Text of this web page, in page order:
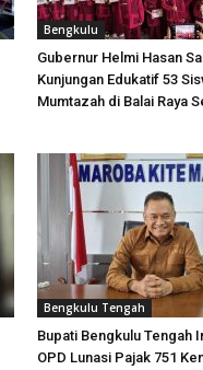
Bengkulu
Gubernur Helmi Hasan
Kunjungan Edukatif 53
Mumtazah di Balai Raya
Bengkulu Tengah
Bupati Bengkulu Tengah
OPD Lunasi Pajak 751